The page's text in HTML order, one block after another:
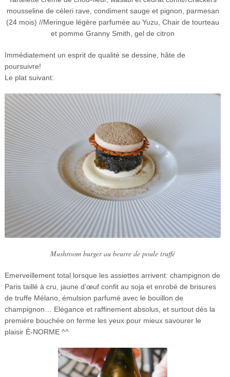
mousseline de céleri rave, condiment sauge et pignon, parmesan
(24 mois) //Meringue légère parfumée au Yuzu, Chair de tourteau
et pomme Granny Smith, gel de citron
Immédiatement un esprit de qualité se dessine, hâte de
poursuivre!
Le plat suivant:
Mushroom burger au beurre de poule truffé
Emerveillement total lorsque les assiettes arrivent: champignon de
Paris taillé à cru, jaune d’œuf confit au soja et enrobé de brisures
de truffe Mélano, émulsion parfumé avec le bouillon de
champignon… Elégance et raffinement absolus, et surtout dès la
première bouchée on ferme les yeux pour mieux savourer le
plaisir É-NORME ^^